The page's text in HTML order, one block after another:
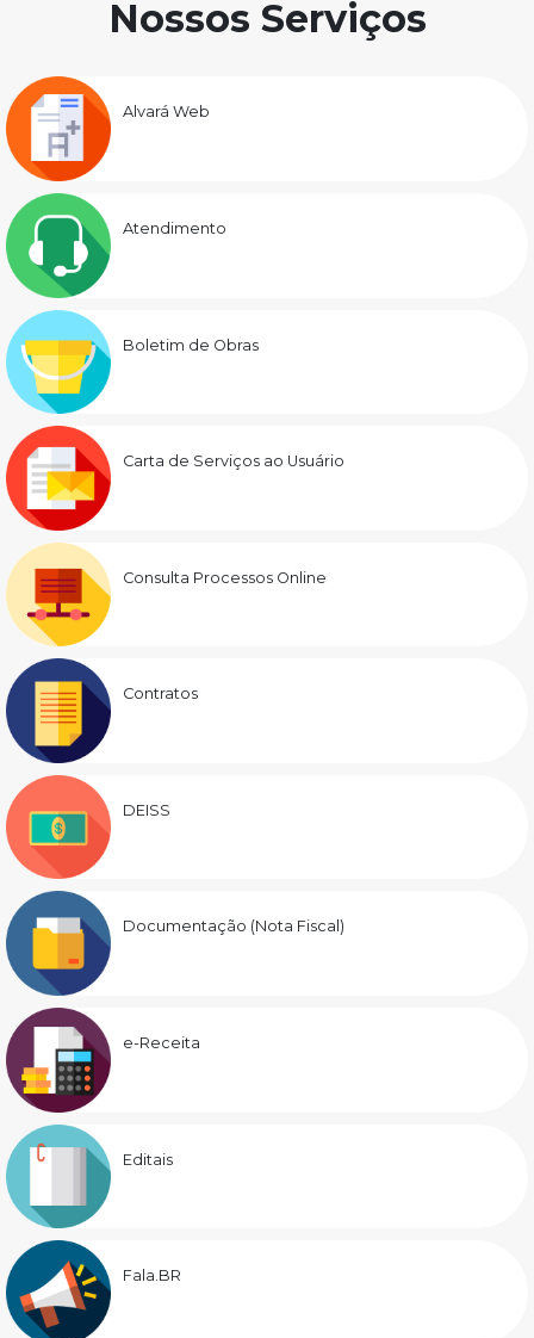
Nossos Serviços
Alvará Web
Atendimento
Boletim de Obras
Carta de Serviços ao Usuário
Consulta Processos Online
Contratos
DEISS
Documentação (Nota Fiscal)
e-Receita
Editais
Fala.BR